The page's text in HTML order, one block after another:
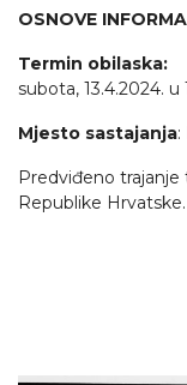
OSNOVE
Termin obilaska:
subota, 13.4.2024. u
Mjesto sastajanja:
Predviđeno
Republike Hrvatske.